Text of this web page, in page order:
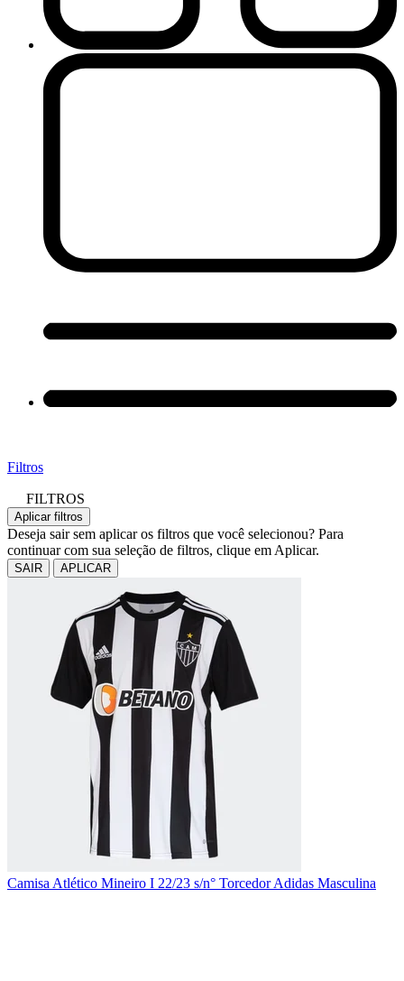
Filtros
FILTROS
Aplicar filtros
Deseja sair sem aplicar os filtros que você selecionou? Para
continuar com sua seleção de filtros, clique em Aplicar.
SAIR APLICAR
Camisa Atlético Mineiro I 22/23 s/n° Torcedor Adidas Masculina